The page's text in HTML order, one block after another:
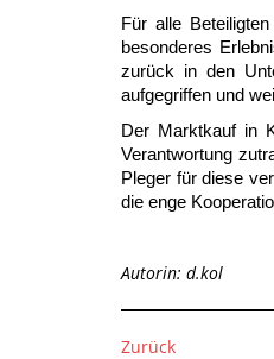
Für alle
besonderes
zurück in den
aufgegriffen und
Der Marktkauf in
Verantwortung
Pleger für diese
die enge
Autorin: d.kol
Zurück